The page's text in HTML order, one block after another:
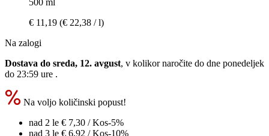
€ 11,19 (€ 22,38 / l)
Na zalogi
Dostava do sreda, 12. avgust, v kolikor naročite do dne ponedeljek
do 23:59 ure .
Na voljo količinski popust!
nad 2 le € 7,30 / Kos-5%
nad 3 le € 6,92 / Kos-10%